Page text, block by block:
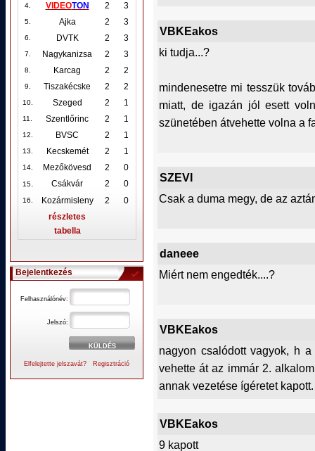
4. VIDEOTON 2 3
5. Ajka 2 3
6. DVTK 2 3
7. Nagykanizsa 2 3
8. Karcag 2 2
9. Tiszakécske 2 2
10. Szeged 2 1
11. Szentlőrinc 2 1
12. BVSC 2 1
13. Kecskemét 2 1
14. Mezőkövesd 2 0
15. Csákvár 2 0
16. Kozármisleny 2
0
részletes
tabella
Bejelentkezés
Felhasználónév:
Jelszó:
Elfelejtette jelszavát? Regisztráció
VBKEakos
ki tudja...?
mindenesetre mi tesszük
miatt, de igazán jól esett
szünetében átvehette volna a
SZEVI
Csak a duma megy, de az
daneee
Miért nem engedték....?
VBKEakos
nagyon csalódott vagyok, h
vehette át az immár 2.
annak vezetése ígéretet kapott.
VBKEakos
9 kapott